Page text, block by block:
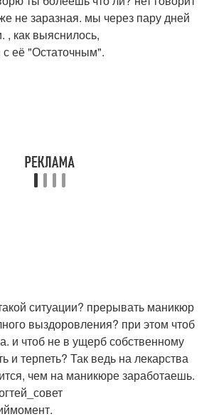
не заразная. мы через пару дней
, как выяснилось,
с её "Остаточным".
ситуации? прерывать маникюр
выздоровления? при этом чтоб
и чтоб не в ущерб собственному
и терпеть? Так ведь на лекарства
чем на маникюре заработаешь.